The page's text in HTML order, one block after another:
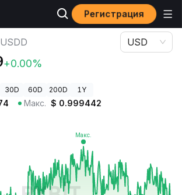
Регистрация
Курс USDD USDD
USDD
+0.00%
USD
30D 60D 200D 1Y
Макс. $ 0.999442